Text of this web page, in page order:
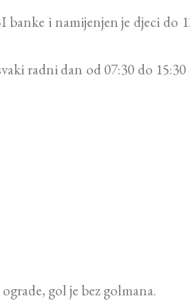
i namijenjen je djeci do
radni dan od 07:30 do 15:30
gol je bez golmana.